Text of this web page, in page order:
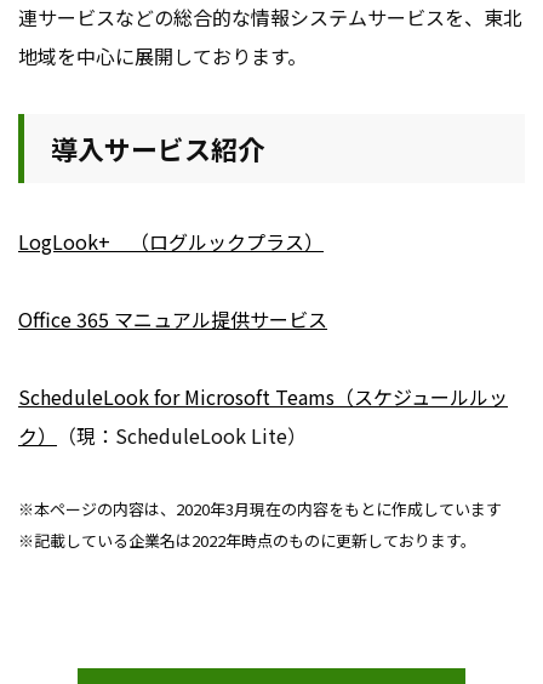
連サービスなどの総合的な情報システムサービスを、東北
地域を中心に展開しております。
導入サービス紹介
LogLook+ （ログルックプラス）
Office 365 マニュアル提供サービス
ScheduleLook for Microsoft Teams（スケジュールルッ
ク）
（現：ScheduleLook Lite）
※本ページの内容は、2020年3月現在の内容をもとに作成しています
※記載している企業名は2022年時点のものに更新しております。